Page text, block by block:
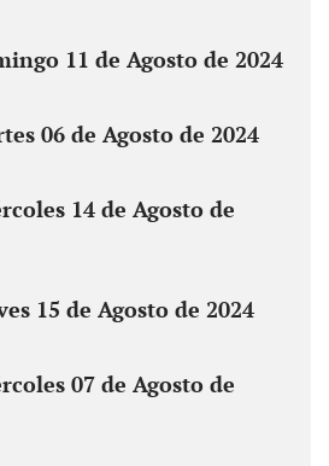
11 de Agosto de 2024
06 de Agosto de 2024
14 de Agosto de
15 de Agosto de 2024
07 de Agosto de